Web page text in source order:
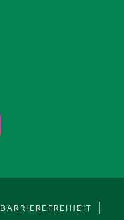
BARRIEREFREIHEIT |